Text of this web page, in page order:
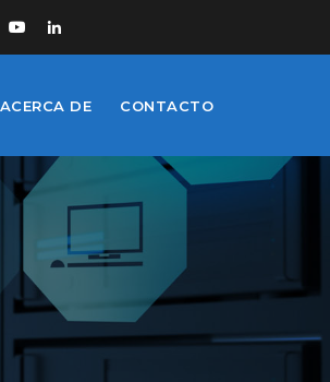
ACERCA DE CONTACTO